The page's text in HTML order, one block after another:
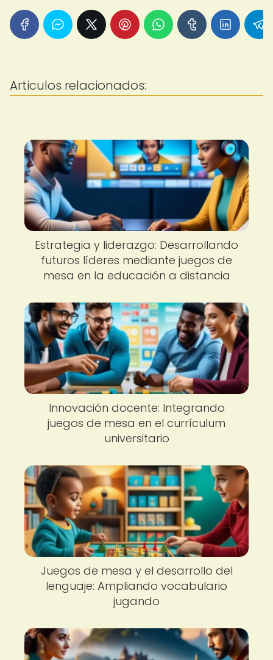
Articulos relacionados:
Estrategia y liderazgo: Desarrollando
futuros líderes mediante juegos de
mesa en la educación a distancia
Innovación docente: Integrando
juegos de mesa en el currículum
universitario
Juegos de mesa y el desarrollo del
lenguaje: Ampliando vocabulario
jugando